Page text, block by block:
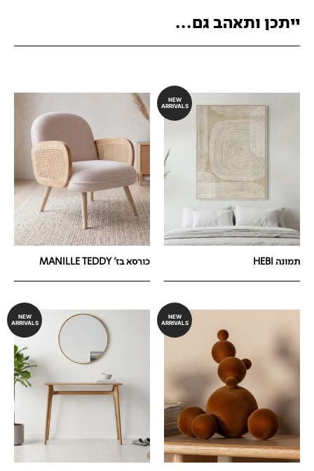
ייתכן ותאהב גם...
NEW
ARRIVALS
תמונה HEBI כורסא בז' MANILLE TEDDY
NEW
ARRIVALS
NEW
ARRIVALS